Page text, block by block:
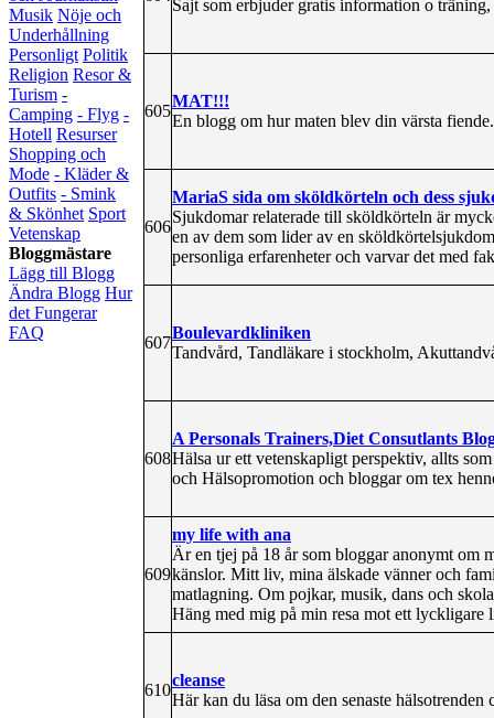
Musik Nöje och
Underhållning
Personligt Politik
Religion Resor &
Turism -
Camping - Flyg -
Hotell Resurser
Shopping och
Mode - Kläder &
Outfits - Smink
& Skönhet Sport
Vetenskap
Bloggmästare
Lägg till Blogg
Ändra Blogg Hur
det Fungerar
FAQ
Sajt som erbjuder gratis information o
605
MAT!!!
En blogg om hur maten blev din värsta
606
MariaS sida om sköldkörteln och dess
Sjukdomar relaterade till sköldkörteln är
en av dem som lider av en
personliga erfarenheter och varvar det med
607
Boulevardkliniken
Tandvård, Tandläkare i stockholm,
608
A Personals Trainers,Diet Consutlants
Hälsa ur ett vetenskapligt perspektiv, allts
och Hälsopromotion och bloggar om tex
609
my life with ana
Är en tjej på 18 år som bloggar anonymt om
känslor. Mitt liv, mina älskade vänner och
matlagning. Om pojkar, musik, dans och
Häng med mig på min resa mot ett
610
cleanse
Här kan du läsa om den senaste hälsotrenden